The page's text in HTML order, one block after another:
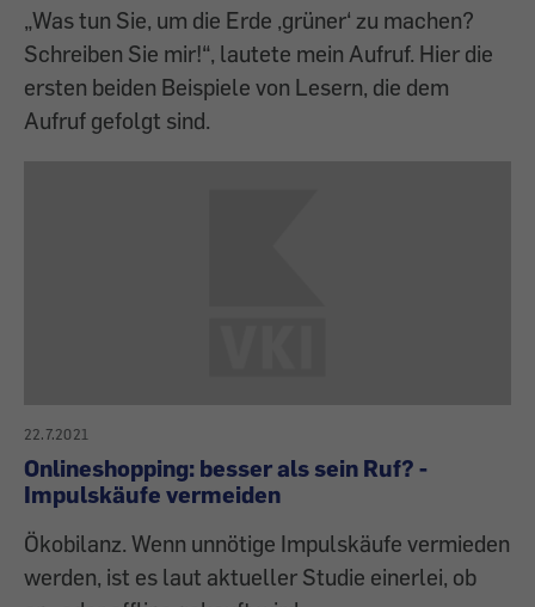
„Was tun Sie, um die Erde ‚grüner‘ zu machen?
Schreiben Sie mir!“, lautete mein Aufruf. Hier die
ersten beiden Beispiele von Lesern, die dem
Aufruf gefolgt sind.
22.7.2021
Onlineshopping: besser als sein Ruf? -
Impulskäufe vermeiden
Ökobilanz. Wenn unnötige Impulskäufe vermieden
werden, ist es laut aktueller Studie einerlei, ob